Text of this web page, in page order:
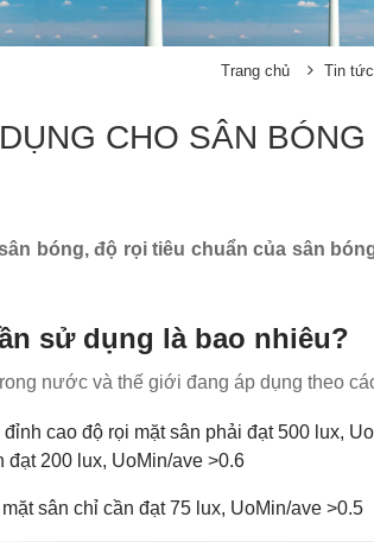
Trang chủ Tin tức
CHO SÂN
bóng, độ rọi tiêu chuẩn của sân
sử dụng là bao nhiêu?
nước và thế giới đang áp dụng theo
cao độ rọi mặt sân phải đạt 500 lux,
200 lux, UoMin/ave >0.6
sân chỉ cần đạt 75 lux, UoMin/ave >0.5